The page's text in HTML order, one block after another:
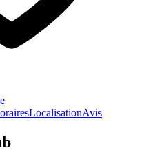
LocalisationAvis